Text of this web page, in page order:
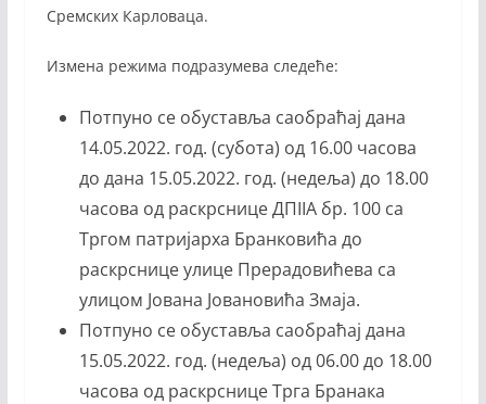
Сремских Карловаца.
Измена режима подразумева следеће:
Потпуно се обуставља саобраћај дана
14.05.2022. год. (субота) од 16.00 часова
до дана 15.05.2022. год. (недеља) до 18.00
часова од раскрснице ДПIIA бр. 100 са
Тргом патријарха Бранковића до
раскрснице улице Прерадовићева са
улицом Јована Јовановића Змаја.
Потпуно се обуставља саобраћај дана
15.05.2022. год. (недеља) од 06.00 до 18.00
часова од раскрснице Трга Бранака